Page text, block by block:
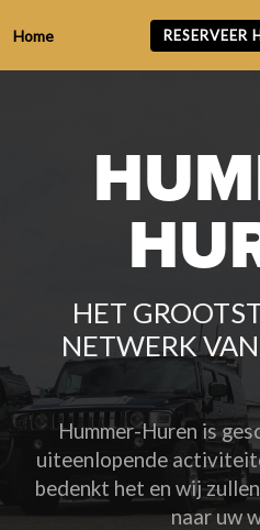
HET
NETWERK
Hummer-Huren is
uiteenlopende
bedenkt het en wij
naar uw
Home RESERVEER